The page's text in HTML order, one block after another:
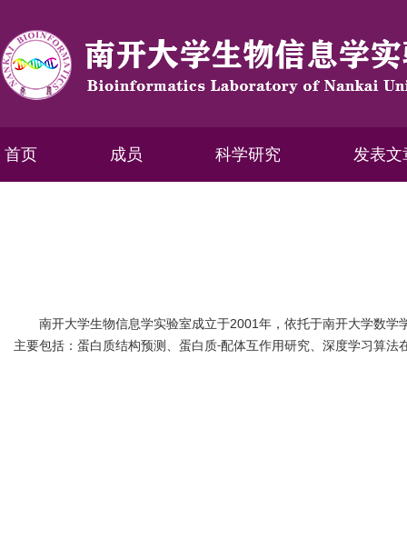
首页 成员 科学研究 发表文
南开大学生物信息学实验室成立于2001年，依托于南开大学数学
主要包括：蛋白质结构预测、蛋白质-配体互作用研究、深度学习算法